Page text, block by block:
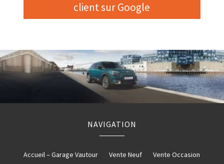
client sur Google
NAVIGATION
Accueil – Garage Vautour Vente Neuf Vente Occasion